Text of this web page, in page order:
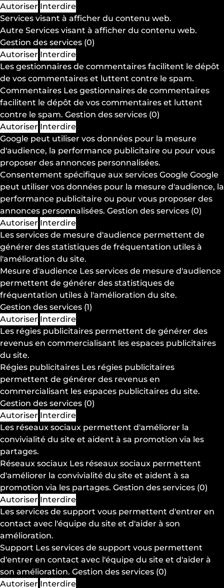
Autoriser Interdire
Services visant à afficher du contenu web.
Autre Services visant à afficher du contenu web.
Gestion des services (0)
Autoriser Interdire
Les gestionnaires de commentaires facilitent le dépôt
de vos commentaires et luttent contre le spam.
Commentaires Les gestionnaires de commentaires
facilitent le dépôt de vos commentaires et luttent
contre le spam. Gestion des services (0)
Autoriser Interdire
Google peut utiliser vos données pour la mesure
d'audience, la performance publicitaire ou pour vous
proposer des annonces personnalisées.
Consentement spécifique aux services Google Google
peut utiliser vos données pour la mesure d'audience, la
performance publicitaire ou pour vous proposer des
annonces personnalisées. Gestion des services (0)
Autoriser Interdire
Les services de mesure d'audience permettent de
générer des statistiques de fréquentation utiles à
l'amélioration du site.
Mesure d'audience Les services de mesure d'audience
permettent de générer des statistiques de
fréquentation utiles à l'amélioration du site.
Gestion des services (1)
Autoriser Interdire
Les régies publicitaires permettent de générer des
revenus en commercialisant les espaces publicitaires
du site.
Régies publicitaires Les régies publicitaires
permettent de générer des revenus en
commercialisant les espaces publicitaires du site.
Gestion des services (0)
Autoriser Interdire
Les réseaux sociaux permettent d'améliorer la
convivialité du site et aident à sa promotion via les
partages.
Réseaux sociaux Les réseaux sociaux permettent
d'améliorer la convivialité du site et aident à sa
promotion via les partages. Gestion des services (0)
Autoriser Interdire
Les services de support vous permettent d'entrer en
contact avec l'équipe du site et d'aider à son
amélioration.
Support Les services de support vous permettent
d'entrer en contact avec l'équipe du site et d'aider à
son amélioration. Gestion des services (0)
Autoriser Interdire